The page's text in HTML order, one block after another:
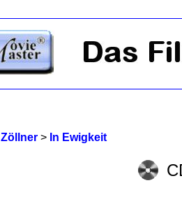
Zöllner> In Ewigkeit